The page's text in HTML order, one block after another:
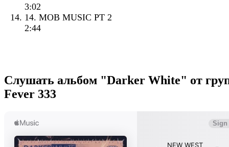
3:02
14. MOB MUSIC PT 2
2:44
Слушать альбом "Darker White" от
Fever 333